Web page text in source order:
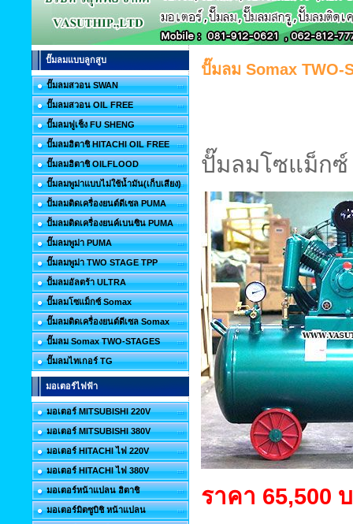
ปั๊มลมแบบลูกสูบ
ปั๊มลมสวอน SWAN
ปั๊มลมสวอน OIL FREE
ปั๊มลมฟูเช็ง FU SHENG
ปั๊มลมฮิตาชิ HITACHI OIL FREE
ปั๊มลมฮิตาชิ OILFLOOD
ปั๊มลมพูม่าแบบไม่ใช้น้ำมัน(เก็บเสียง)
ปั้มลมติดเครื่องยนต์ดีเซล PUMA
ปั้มลมติดเครื่องยนค์เบนซิน PUMA
ปั๊มลมพูม่า PUMA
ปั๊มลมพูม่า TWO STAGE TPP
ปั้มลมอัลตร้า ULTRA
ปั๊มลมโซแม็กซ์ Somax
ปั๊มลมติดเครื่องยนต์ดีเซล Somax
ปั๊มลม Somax TWO-STAGES
ปั๊มลมไทเกอร์ TG
มอเตอร์ไฟฟ้า
มอเตอร์ MITSUBISHI 220V
มอเตอร์ MITSUBISHI 380V
มอเตอร์ HITACHI ไฟ 220V
มอเตอร์ HITACHI ไฟ 380V
มอเตอร์หน้าแปลน ฮิตาชิ
มอเตอร์มิตซูบิชิ หน้าแปลน
ปั๊มลม Somax TWO-
ปั๊มลมโซแม็กซ์
ราคา 65,500